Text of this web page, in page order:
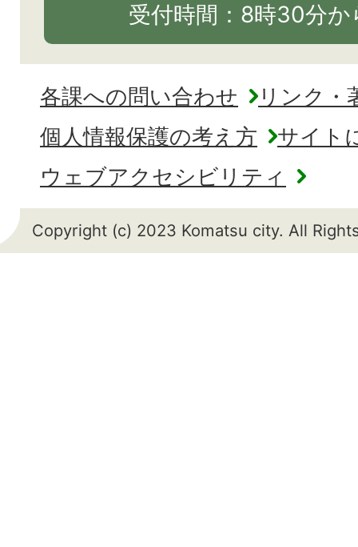
受付時間：8時30分
各課への問い合わせ
リンク・
個人情報保護の考え方
サイト
ウェブアクセシビリティ
Copyright (c) 2023 Komatsu city. All